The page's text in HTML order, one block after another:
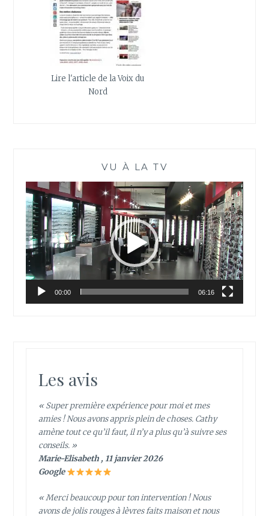
Lire l'article de la Voix du
Nord
VU À LA TV
Lecteur
vidéo
00:00 06:16
Les avis
« Super première expérience pour moi et mes
amies ! Nous avons appris plein de choses. Cathy
amène tout ce qu’il faut, il n’y a plus qu’à suivre ses
conseils. »
Marie-Elisabeth , 11 janvier 2026
Google
« Merci beaucoup pour ton intervention ! Nous
avons de jolis rouges à lèvres faits maison et nous